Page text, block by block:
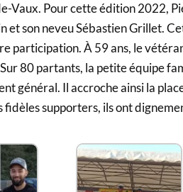
Vaux. Pour cette édition 2022,
et son neveu Sébastien Grillet.
participation. À 59 ans, le
80 partants, la petite équipe
général. Il accroche ainsi la
fidèles supporters, ils ont